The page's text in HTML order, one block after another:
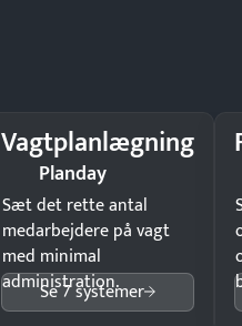
Vagtplanlægning
Planday
Sæt det rette antal
medarbejdere på vagt
med minimal
administration.
Se 7 systemer